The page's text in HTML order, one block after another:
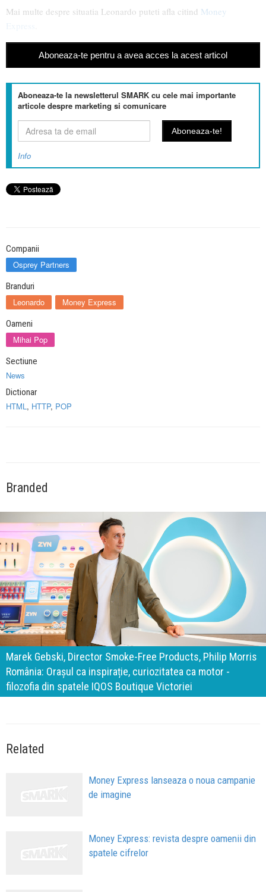
Mai multe despre situatia Leonardo puteti afla citind Money
Express
Aboneaza-te pentru a avea acces la acest articol
Aboneaza-te la newsletterul SMARK cu cele mai importante
articole despre marketing si comunicare
Info
Companii
Osprey Partners
Branduri
Leonardo Money Express
Oameni
Mihai Pop
Sectiune
News
Dictionar
HTML , HTTP, POP
Branded
140 de ani de Mercedes-Benz. Ramona Pîrlog: Cel mai
important „test al timpului” este să inovăm constant, dar
cu aceeași responsabilitate față de oameni, siguranță și
calitate
Related
Money Express lanseaza o noua campanie
de imagine
Money Express: revista despre oamenii din
spatele cifrelor